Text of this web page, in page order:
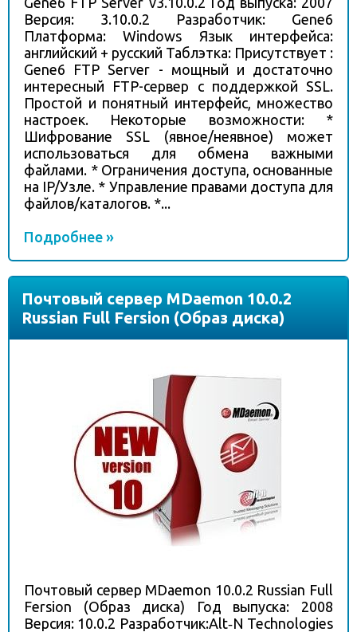
Версия: 3.10.0.2 Разработчик: Gene6
Платформа: Windows Язык интерфейса:
английский + русский Таблэтка: Присутствует :
Gene6 FTP Server - мощный и достаточно
интересный FTP-сервер с поддержкой SSL.
Простой и понятный интерфейс, множество
настроек. Некоторые возможности: *
Шифрование SSL (явное/неявное) может
использоваться для обмена важными
файлами. * Ограничения доступа, основанные
на IP/Узле. * Управление правами доступа для
файлов/каталогов. *...
Подробнее »
Почтовый сервер MDaemon 10.0.2
Russian Full Fersion (Образ диска)
Почтовый сервер MDaemon 10.0.2 Russian Full
Fersion (Образ диска) Год выпуска: 2008
Версия: 10.0.2 Разработчик:Alt‑N Technologies